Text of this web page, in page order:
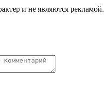
и не являются рекламой.